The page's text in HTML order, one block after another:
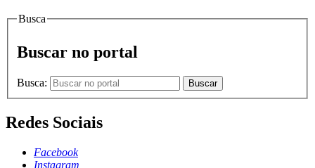
Busca
Buscar no portal
Busca: Buscar
Redes Sociais
Facebook
Instagram